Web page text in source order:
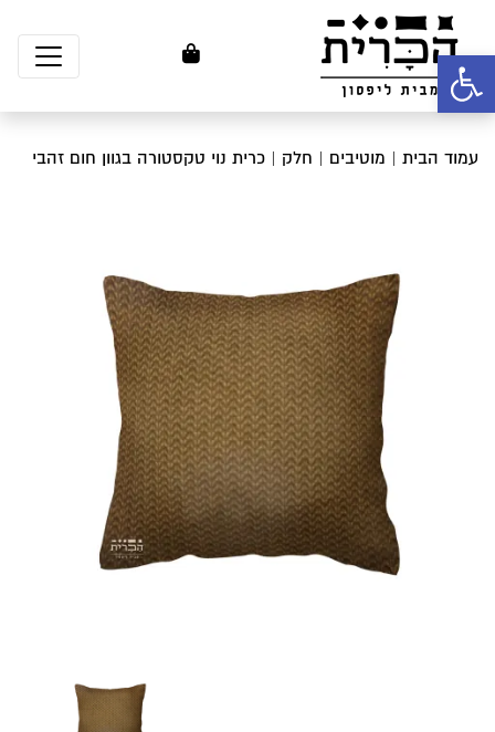
פתח סרגל נגישות
עמוד הבית | מוטיבים | חלק | כרית נוי טקסטורה בגוון חום זהבי